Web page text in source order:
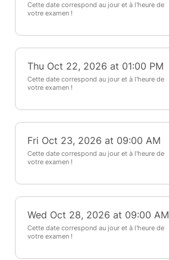
Cette date correspond au jour et à l'heure de
votre examen !
Thu Oct 22, 2026 at 01:00 PM
Cette date correspond au jour et à l'heure de
votre examen !
Fri Oct 23, 2026 at 09:00 AM
Cette date correspond au jour et à l'heure de
votre examen !
Wed Oct 28, 2026 at 09:00 AM
Cette date correspond au jour et à l'heure de
votre examen !